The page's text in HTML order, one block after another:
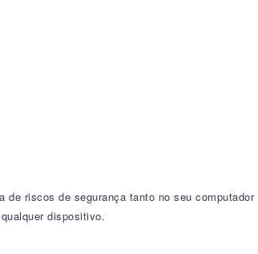
riscos de segurança tanto no seu computador
dispositivo.